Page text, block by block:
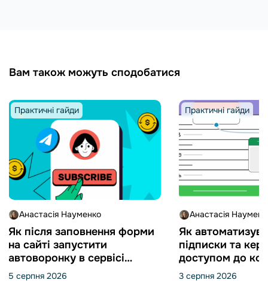
Вам також можуть сподобатися
Практичні гайди
Анастасія Науменко
Як після заповнення форми
на сайті запустити
автоворонку в сервісі
Automation 360 і створити
угоду в CRM від SendPulse
5 серпня 2026
Практичні гайди
Анастасія
Як
підписки та
доступом до
SendPulse
3 серпня 2026